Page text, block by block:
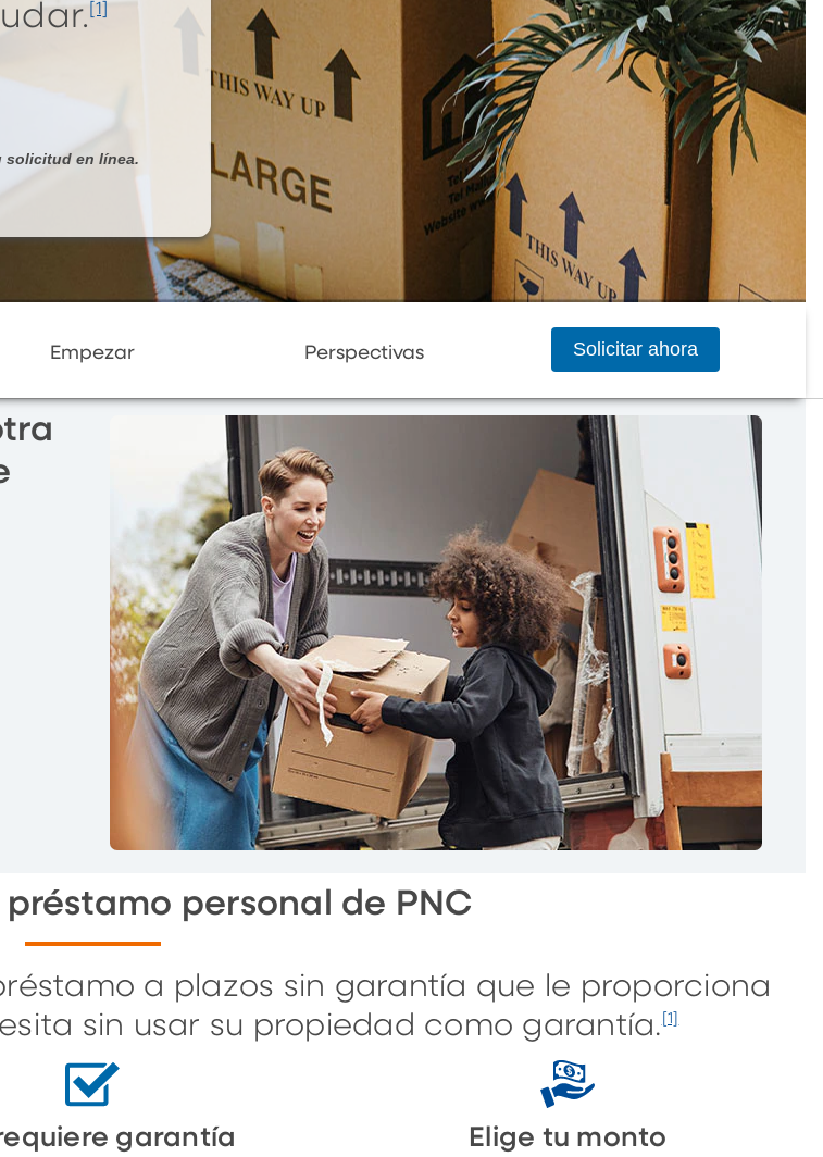
[1]
solicitud en línea.
Empezar Perspectivas Solicitar ahora
personal de PNC
a plazos sin garantía que le proporciona
sin usar su propiedad como garantía. [1]
garantía Elige tu monto